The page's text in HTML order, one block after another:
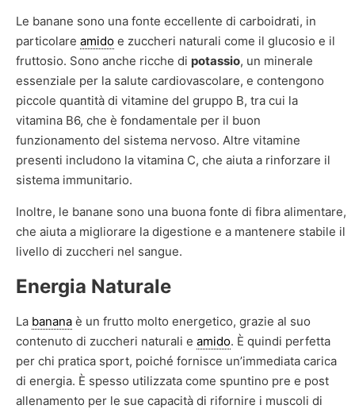
Le banane sono una fonte eccellente di carboidrati, in
particolare amido e zuccheri naturali come il glucosio e il
fruttosio. Sono anche ricche di potassio, un minerale
essenziale per la salute cardiovascolare, e contengono
piccole quantità di vitamine del gruppo B, tra cui la
vitamina B6, che è fondamentale per il buon
funzionamento del sistema nervoso. Altre vitamine
presenti includono la vitamina C, che aiuta a rinforzare il
sistema immunitario.
Inoltre, le banane sono una buona fonte di fibra alimentare,
che aiuta a migliorare la digestione e a mantenere stabile il
livello di zuccheri nel sangue.
Energia Naturale
La banana è un frutto molto energetico, grazie al suo
contenuto di zuccheri naturali e amido. È quindi perfetta
per chi pratica sport, poiché fornisce un’immediata carica
di energia. È spesso utilizzata come spuntino pre e post
allenamento per le sue capacità di rifornire i muscoli di